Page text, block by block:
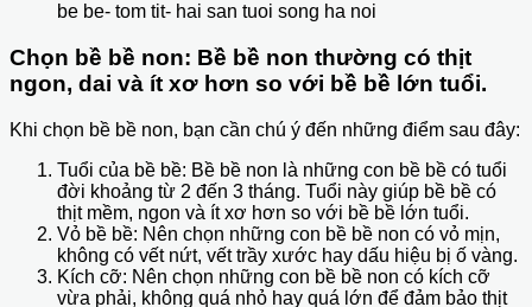
be be- tom tit- hai san tuoi song ha noi
Chọn bề bề non: Bề bề non thường có thịt
ngon, dai và ít xơ hơn so với bề bề lớn tuổi.
Khi chọn bề bề non, bạn cần chú ý đến những điểm sau đây:
Tuổi của bề bề: Bề bề non là những con bề bề có tuổi
đời khoảng từ 2 đến 3 tháng. Tuổi này giúp bề bề có
thịt mềm, ngon và ít xơ hơn so với bề bề lớn tuổi.
Vỏ bề bề: Nên chọn những con bề bề non có vỏ mịn,
không có vết nứt, vết trầy xước hay dấu hiệu bị ố vàng.
Kích cỡ: Nên chọn những con bề bề non có kích cỡ
vừa phải, không quá nhỏ hay quá lớn để đảm bảo thịt